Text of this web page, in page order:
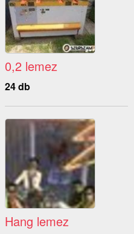
0,2 lemez
24 db
Hang lemez